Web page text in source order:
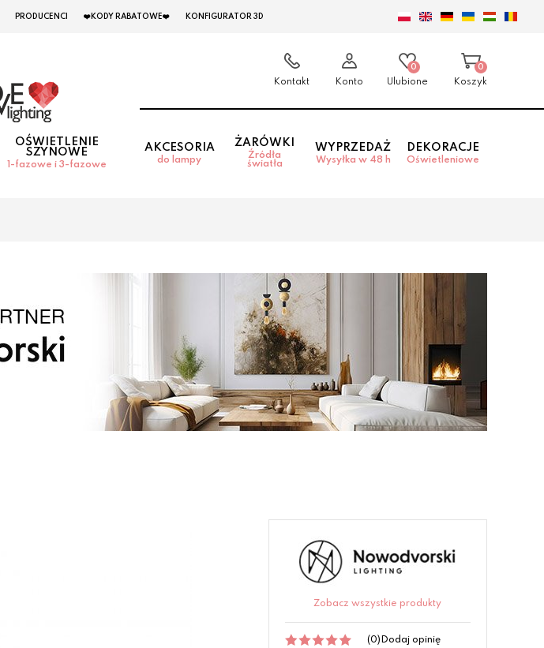
PRODUCENCI ❤️KODY RABATOWE❤️ KONFIGURATOR 3D
Kontakt Konto
0
Ulubione
0
Koszyk
OŚWIETLENIE
SZYNOWE
1-fazowe i 3-fazowe
AKCESORIA
do lampy
ŻARÓWKI
Źródła
światła
WYPRZEDAŻ
Wysyłka w 48 h
DEKORACJE
Oświetleniowe
Zobacz wszystkie produkty
(0) Dodaj opinię